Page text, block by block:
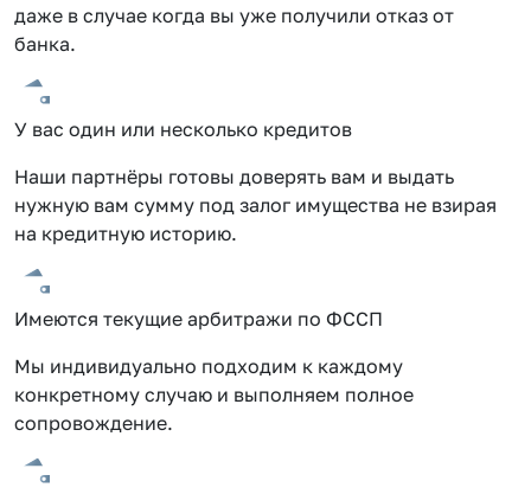
даже в случае когда вы уже получили отказ от
банка.
У вас один или несколько кредитов
Наши партнёры готовы доверять вам и выдать
нужную вам сумму под залог имущества не взирая
на кредитную историю.
Имеются текущие арбитражи по ФССП
Мы индивидуально подходим к каждому
конкретному случаю и выполняем полное
сопровождение.